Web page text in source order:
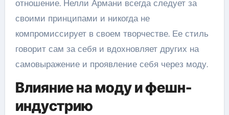
отношение. Нелли Армани всегда следует за
своими принципами и никогда не
компромиссирует в своем творчестве. Ее стиль
говорит сам за себя и вдохновляет других на
самовыражение и проявление себя через моду.
Влияние на моду и фешн-
индустрию